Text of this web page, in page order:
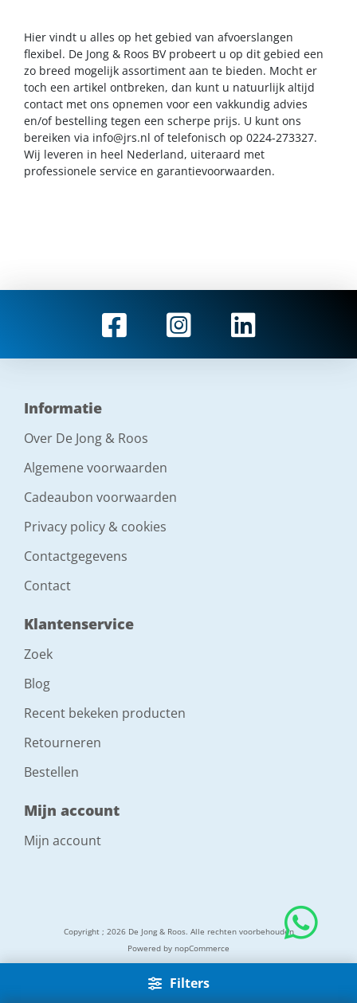
Filters
Hier vindt u alles op het gebied van afvoerslangen
flexibel. De Jong & Roos BV probeert u op dit gebied een
zo breed mogelijk assortiment aan te bieden. Mocht er
toch een artikel ontbreken, dan kunt u natuurlijk altijd
contact met ons opnemen voor een vakkundig advies
en/of bestelling tegen een scherpe prijs. U kunt ons
bereiken via info@jrs.nl of telefonisch op 0224-273327.
Wij leveren in heel Nederland, uiteraard met
professionele service en garantievoorwaarden.
Informatie
Over De Jong & Roos
Algemene voorwaarden
Cadeaubon voorwaarden
Privacy policy & cookies
Contactgegevens
Contact
Klantenservice
Zoek
Blog
Recent bekeken producten
Retourneren
Bestellen
Mijn account
Mijn account
Copyright ; 2026 De Jong & Roos. Alle rechten voorbehouden
Powered by nopCommerce